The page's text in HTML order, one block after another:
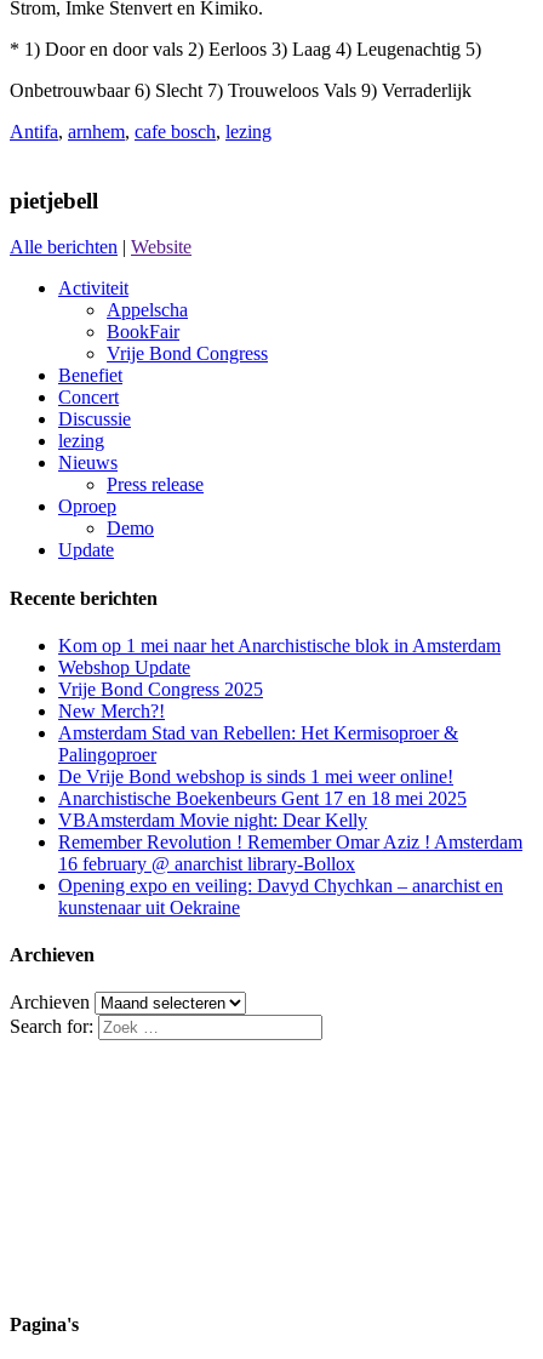
Strom, Imke Stenvert en Kimiko.
* 1) Door en door vals 2) Eerloos 3) Laag 4) Leugenachtig 5)
Onbetrouwbaar 6) Slecht 7) Trouweloos Vals 9) Verraderlijk
Antifa, arnhem, cafe bosch, lezing
pietjebell
Alle berichten | Website
Activiteit
Appelscha
BookFair
Vrije Bond Congress
Benefiet
Concert
Discussie
lezing
Nieuws
Press release
Oproep
Demo
Update
Recente berichten
Kom op 1 mei naar het Anarchistische blok in Amsterdam
Webshop Update
Vrije Bond Congress 2025
New Merch?!
Amsterdam Stad van Rebellen: Het Kermisoproer &
Palingoproer
De Vrije Bond webshop is sinds 1 mei weer online!
Anarchistische Boekenbeurs Gent 17 en 18 mei 2025
VBAmsterdam Movie night: Dear Kelly
Remember Revolution ! Remember Omar Aziz ! Amsterdam
16 february @ anarchist library-Bollox
Opening expo en veiling: Davyd Chychkan – anarchist en
kunstenaar uit Oekraine
Archieven
Archieven
Search for:
Pagina's